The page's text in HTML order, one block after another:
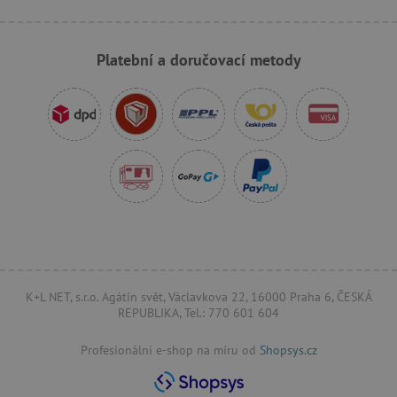
Platební a doručovací metody
K+L NET, s.r.o. Agátin svět, Václavkova 22, 16000 Praha 6, ČESKÁ
REPUBLIKA, Tel.: 770 601 604
Profesionální e-shop na míru od Shopsys.cz
AWSALBCORS
Amazon.com Inc.
www.pages06.net
_sp_id.f442
featureFlagCheckoutExperimentVariant www.agatinsvet.cz